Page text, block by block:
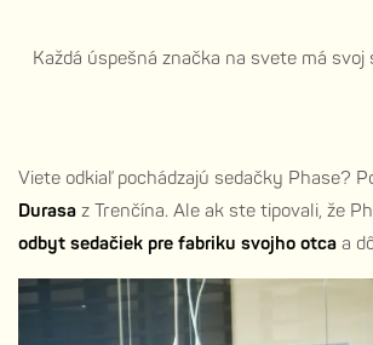
Každá úspešná značka na svete má
Viete odkiaľ pochádzajú sedačky Phase?
Durasa z Trenčína. Ale ak ste tipovali, že
odbyt sedačiek pre fabriku svojho otca a